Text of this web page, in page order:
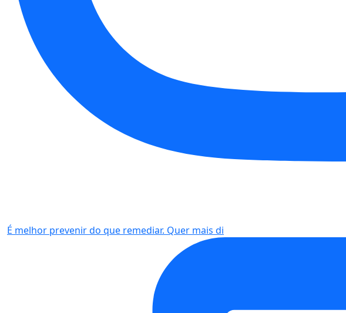
É melhor prevenir do que remediar. Quer mais di